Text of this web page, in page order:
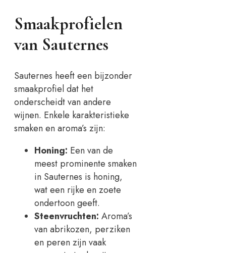
Smaakprofielen
van Sauternes
Sauternes heeft een bijzonder
smaakprofiel dat het
onderscheidt van andere
wijnen. Enkele karakteristieke
smaken en aroma’s zijn:
Honing: Een van de
meest prominente smaken
in Sauternes is honing,
wat een rijke en zoete
ondertoon geeft.
Steenvruchten: Aroma’s
van abrikozen, perziken
en peren zijn vaak